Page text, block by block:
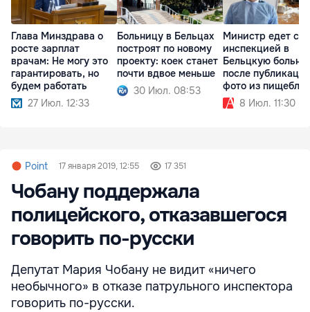
Глава Минздрава о
росте зарплат
врачам: Не могу это
гарантировать, но
будем работать
27 Июл. 12:33
Больницу в Бельцах
построят по новому
проекту: коек станет
почти вдвое меньше
30 Июл. 08:53
Министр едет с
инспекцией в
Бельцкую
после
фото из
8 Июл. 11:30
Point 17 января 2019, 12:55 17 351
Чобану поддержала
полицейского, отказавшегося
говорить по-русски
Депутат Мария Чобану не видит «ничего
необычного» в отказе патрульного инспектора
говорить по-русски.